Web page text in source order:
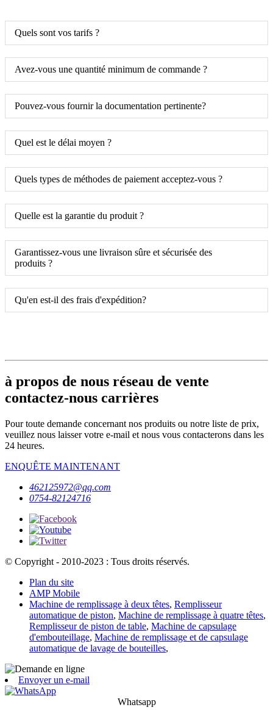
Quels sont vos tarifs ?
Avez-vous une quantité minimum de commande ?
Pouvez-vous fournir la documentation pertinente?
Quel est le délai moyen ?
Quels types de méthodes de paiement acceptez-vous ?
Quelle est la garantie du produit ?
Garantissez-vous une livraison sûre et sécurisée des
produits ?
Qu'en est-il des frais d'expédition?
à propos de nous réseau de vente
contactez-nous carrières
Pour toute demande concernant nos produits ou notre liste de prix,
veuillez nous laisser votre e-mail et nous vous contacterons dans les
24 heures.
ENQUÊTE MAINTENANT
462125972@qq.com
0754-82124716
© Copyright - 2010-2023 : Tous droits réservés.
Plan du site
AMP Mobile
Machine de remplissage à deux têtes, Remplisseur
automatique de piston, Machine de remplissage à quatre têtes,
Remplisseur de piston de table, Machine de capsulage
d'embouteillage, Machine de remplissage et de capsulage
automatique de lavage de bouteilles,
Envoyer un e-mail
Whatsapp